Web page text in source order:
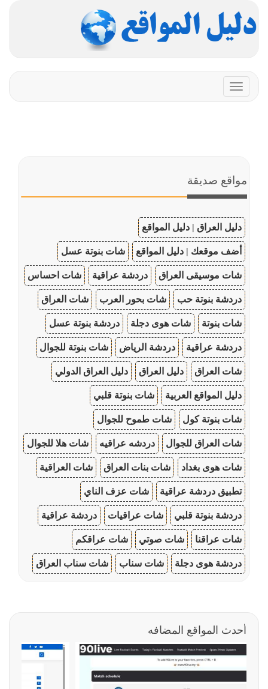
Toggle
navigation
مواقع صديقة
دليل العراق | دليل المواقع
أضف موقعك | دليل المواقع شات بنوتة عسل
شات موسيقى العراق دردشة عراقية شات احساس
دردشة بنوتة حب شات بحور العرب شات العراق
شات بنوتة شات هوى دجلة دردشة بنوتة عسل
دردشة عراقية دردشة الرياض شات بنوتة للجوال
شات العراق دليل العراق دليل العراق الدولي
دليل المواقع العربية شات بنوتة قلبي
شات بنوتة كول شات طموح للجوال
شات العراق للجوال دردشه عراقيه شات هلا للجوال
شات هوى بغداد شات بنات العراق شات العراقية
تطبيق دردشة عراقية شات عزف الناي
دردشة بنوتة قلبي شات عراقيات دردشة عراقية
شات عراقنا شات صوتي شات عراقكم
دردشة هوى دجلة شات سناب شات سناب العراق
أحدث المواقع المضافه